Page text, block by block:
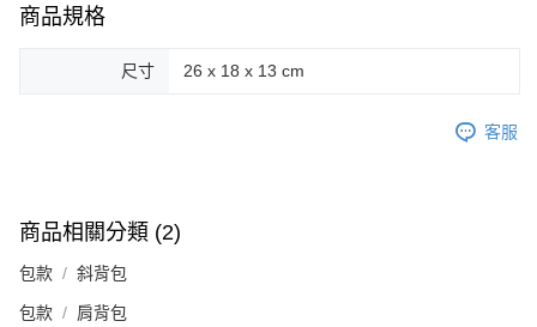
商品規格
尺寸 26 x 18 x 13 cm
客服
商品相關分類 (2)
包款 斜背包
包款 肩背包